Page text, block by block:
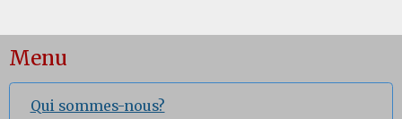
Menu
Qui sommes-nous?